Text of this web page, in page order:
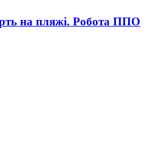
на пляжі. Робота ППО